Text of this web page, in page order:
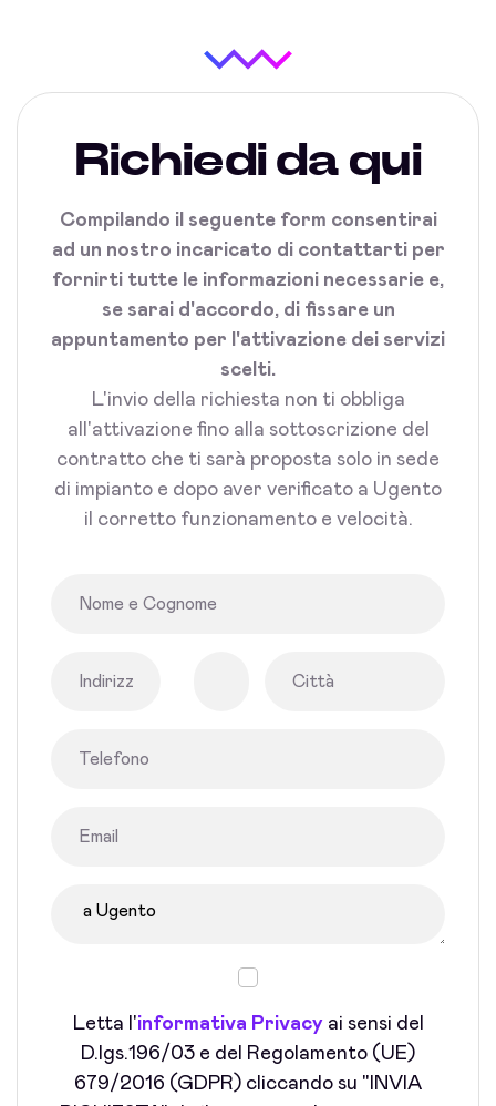
Richiedi da qui
Compilando il seguente form consentirai
ad un nostro incaricato di contattarti per
fornirti tutte le informazioni necessarie e,
se sarai d'accordo, di fissare un
appuntamento per l'attivazione dei servizi
scelti.
L'invio della richiesta non ti obbliga
all'attivazione fino alla sottoscrizione del
contratto che ti sarà proposta solo in sede
di impianto e dopo aver verificato a Ugento
il corretto funzionamento e velocità.
Letta l'informativa Privacyai sensi del
D.lgs.196/03 e del Regolamento (UE)
679/2016 (GDPR) cliccando su "INVIA